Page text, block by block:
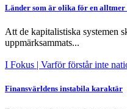
Länder som är olika för en
Att de kapitalistiska systemen
uppmärksammats...
I Fokus | Varför förstår inte
Finansvärldens instabila karaktär